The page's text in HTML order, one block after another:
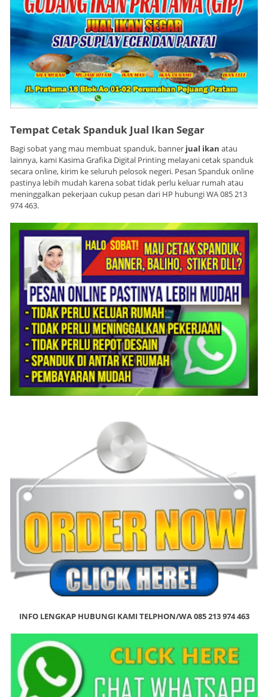
Tempat Cetak Spanduk Jual Ikan Segar
Bagi sobat yang mau membuat spanduk, banner jual ikan atau
lainnya, kami Kasima Grafika Digital Printing melayani cetak spanduk
secara online, kirim ke seluruh pelosok negeri. Pesan Spanduk online
pastinya lebih mudah karena sobat tidak perlu keluar rumah atau
meninggalkan pekerjaan cukup pesan dari HP hubungi WA 085 213
974 463.
INFO LENGKAP HUBUNGI KAMI TELPHON/WA 085 213 974 463